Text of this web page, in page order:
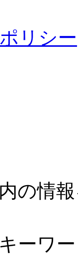
リシー
の情
ーワ